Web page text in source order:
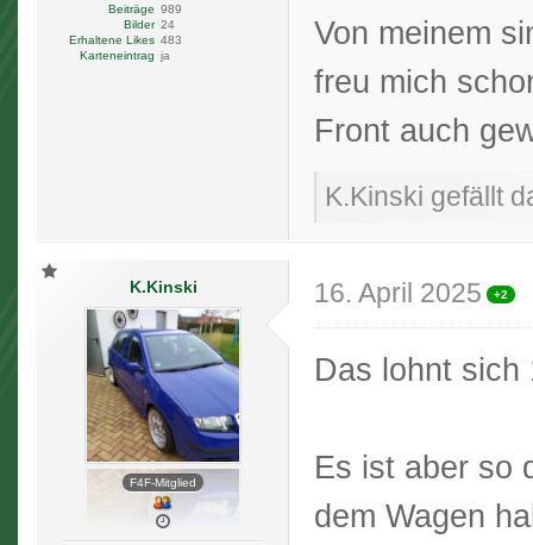
Beiträge 989
Bilder 24
Erhaltene Likes 483
Karteneintrag ja
Von meinem
freu mich
Front auch
K.Kinski gefällt
K.Kinski
F4F-Mitglied
16. April 2025 +2
Das lohnt sich
Es ist aber so
dem Wagen